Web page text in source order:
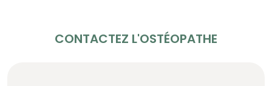
CONTACTEZ L'OSTÉOPATHE